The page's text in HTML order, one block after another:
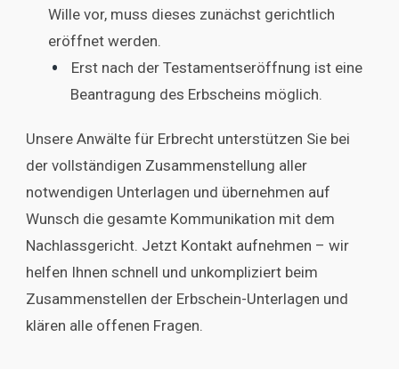
Wille vor, muss dieses zunächst gerichtlich
eröffnet werden.
Erst nach der Testamentseröffnung ist eine
Beantragung des Erbscheins möglich.
Unsere Anwälte für Erbrecht unterstützen Sie bei
der vollständigen Zusammenstellung aller
notwendigen Unterlagen und übernehmen auf
Wunsch die gesamte Kommunikation mit dem
Nachlassgericht. Jetzt Kontakt aufnehmen – wir
helfen Ihnen schnell und unkompliziert beim
Zusammenstellen der Erbschein-Unterlagen und
klären alle offenen Fragen.